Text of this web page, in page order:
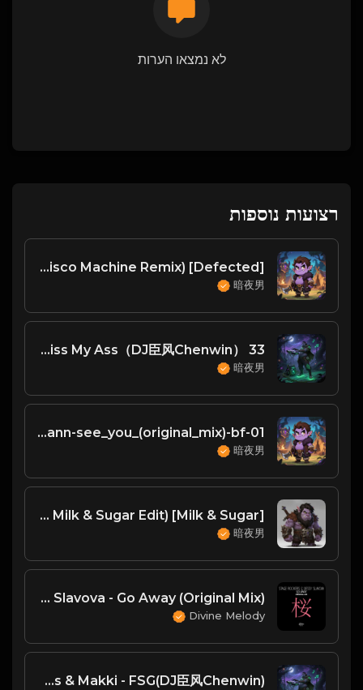
לא נמצאו הערות
רצועות נוספות
The Juan Maclean, Purple Disco Machine - A Simple Design (Purple Disco Machine Remix) [Defected]
暗夜男
33 Hz Live & Perah - Kiss My Ass（DJ臣风Chenwin）
暗夜男
01-alex_heimann-see_you_(original_mix)-bf
暗夜男
Milk & Sugar - Ready Or Not (KANT Vs. Milk & Sugar Edit) [Milk & Sugar]
暗夜男
Stage Rockers,Dessy Slavova - Go Away (Original Mix)
Divine Melody
Boogie Bitches & Makki - FSG(DJ臣风Chenwin)